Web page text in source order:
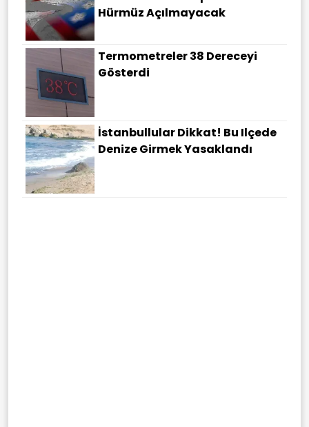
Hürmüz Açılmayacak
Termometreler 38 Dereceyi
Gösterdi
İstanbullular Dikkat! Bu Ilçede
Denize Girmek Yasaklandı